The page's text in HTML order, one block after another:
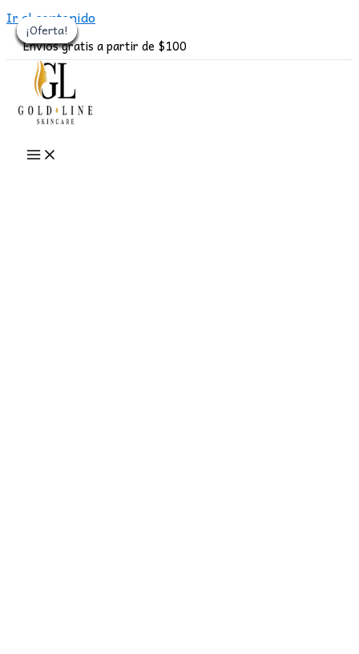
Ir al contenido
Envíos gratis a partir de $100
¡Oferta!
¡Oferta!
¡Oferta!
¡Oferta!
¡Oferta!
¡Oferta!
¡Oferta!
¡Oferta!
¡Oferta!